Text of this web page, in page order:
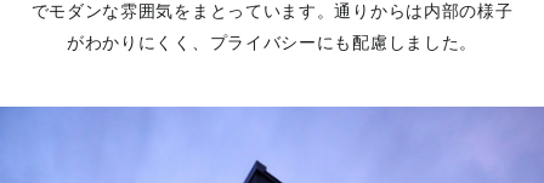
でモダンな雰囲気をまとっています。通りからは内部の様子
がわかりにくく、プライバシーにも配慮しました。